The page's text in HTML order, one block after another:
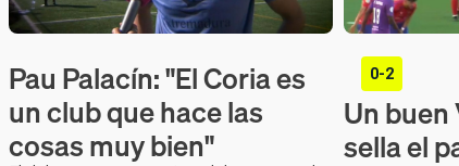
Pau Palacín: "El Coria es
un club que hace las
cosas muy bien"
0-2
Un
sella el